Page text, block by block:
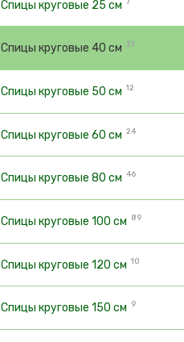
Спицы круговые 25 см
Спицы круговые 40 см 37
Спицы круговые 50 см 12
Спицы круговые 60 см 24
Спицы круговые 80 см 46
Спицы круговые 100 см 89
Спицы круговые 120 см 10
Спицы круговые 150 см 9